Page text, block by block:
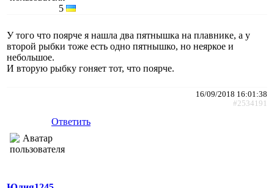
5
У того что поярче я нашла два пятнышка на плавнике, а у
второй рыбки тоже есть одно пятнышко, но неяркое и
небольшое.
И вторую рыбку гоняет тот, что поярче.
16/09/2018 16:01:38
#2534191
Ответить